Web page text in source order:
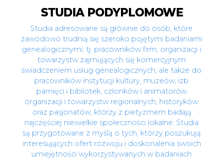
STUDIA PODYPLOMOWE
Studia adresowane są głównie do osób, które
zawodowo trudnią się szeroko pojętymi badaniami
genealogicznymi, tj. pracowników firm, organizacji i
towarzystw zajmujących się komercyjnym
świadczeniem usług genealogicznych, ale także do
pracowników instytucji kultury, muzeów, izb
pamięci i bibliotek, członków i animatorów
organizacji i towarzystw regionalnych, historyków
oraz pasjonatów, którzy z pietyzmem badają
najczęściej niewielkie społeczności lokalne. Studia
są przygotowane z myślą o tych, którzy poszukują
interesujących ofert rozwoju i doskonalenia swoich
umiejętności wykorzystywanych w badaniach
Studiując Historię na UKSW, zyskasz gruntowną i
wszechstronną wiedzę o przeszłości, o procesach
historycznych zachodzących w dziejach świata i Polski, o
badaniach naukowych w zakresie historii.
Na studiach I stopnia możesz wybrać specjalności:
dziedzictwo historyczne Polski i regionu, moduł
ogólnohistoryczny lub moduł zajęć przygotowujących
do wykonywania zawodu nauczyciela historii oraz wiedzy
o społeczeństwie. W ramach studiów II stopnia możesz
poszerzyć wiedzę o współczesnej historii Polski
wybierając specjalizację Historia XX wieku i wykłady
prowadzone przez uznanych badaczy tego okresu.